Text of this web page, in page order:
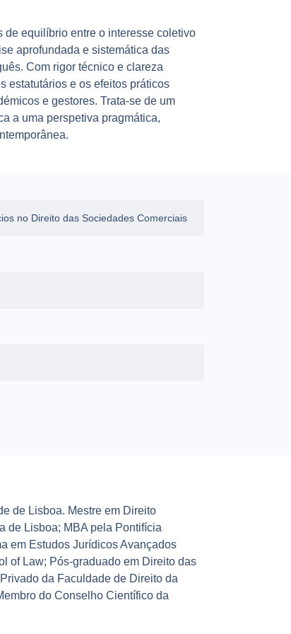
de equilíbrio entre o interesse coletivo
aprofundada e sistemática das
Com rigor técnico e clareza
estatutários e os efeitos práticos
e gestores. Trata-se de um
a uma perspetiva pragmática,
no Direito das Sociedades Comerciais
de Lisboa. Mestre em Direito
de Lisboa; MBA pela Pontifícia
em Estudos Jurídicos Avançados
of Law; Pós-graduado em Direito das
da Faculdade de Direito da
do Conselho Científico da